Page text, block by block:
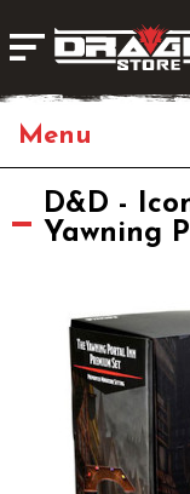
Giochi da Tavolo
Librigame
Fumetti & Romanzi
Giochi di Carte
D&D -
Yawning